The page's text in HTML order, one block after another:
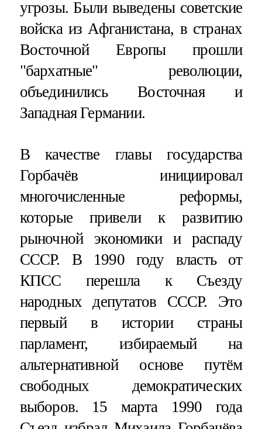
угрозы. Были выведены советские
войска из Афганистана, в странах
Восточной Европы прошли
"бархатные" революции,
объединились Восточная и
Западная Германии.
В качестве главы государства
Горбачёв инициировал
многочисленные реформы,
которые привели к развитию
рыночной экономики и распаду
СССР. В 1990 году власть от
КПСС перешла к Съезду
народных депутатов СССР. Это
первый в истории страны
парламент, избираемый на
альтернативной основе путём
свободных демократических
выборов. 15 марта 1990 года